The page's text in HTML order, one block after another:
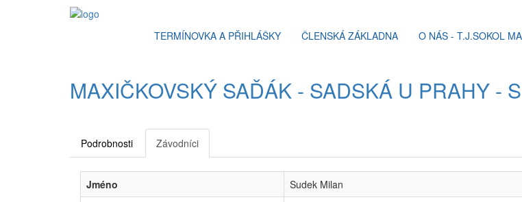
TERMÍNOVKA A PŘIHLÁŠKY ČLENSKÁ ZÁKLADNA O NÁS - T.J.SOKOL
MAXIČKOVSKÝ SAĎÁK - SADSKÁ U PRAHY -
Podrobnosti Závodníci
Jméno
Sudek Milan